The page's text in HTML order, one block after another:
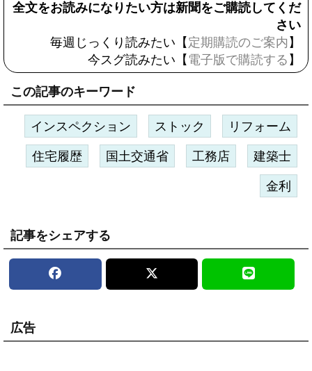
全文をお読みになりたい方は新聞をご購読してくだ
さい
毎週じっくり読みたい【 定期購読のご案内 】
今スグ読みたい【 電子版で購読する 】
この記事のキーワード
インスペクション ストック リフォーム
住宅履歴 国土交通省 工務店 建築士
金利
記事をシェアする
広告